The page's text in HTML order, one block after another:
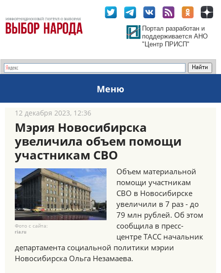
Портал разработан и
поддерживается АНО
"Центр ПРИСП"
Меню
12 декабря 2023, 12:36
Мэрия Новосибирска
увеличила объем помощи
участникам СВО
Фото с сайта:
ria.ru
Объем материальной
помощи участникам
СВО в Новосибирске
увеличили в 7 раз - до
79 млн рублей. Об этом
сообщила в пресс-
центре ТАСС начальник
департамента социальной политики мэрии
Новосибирска Ольга Незамаева.